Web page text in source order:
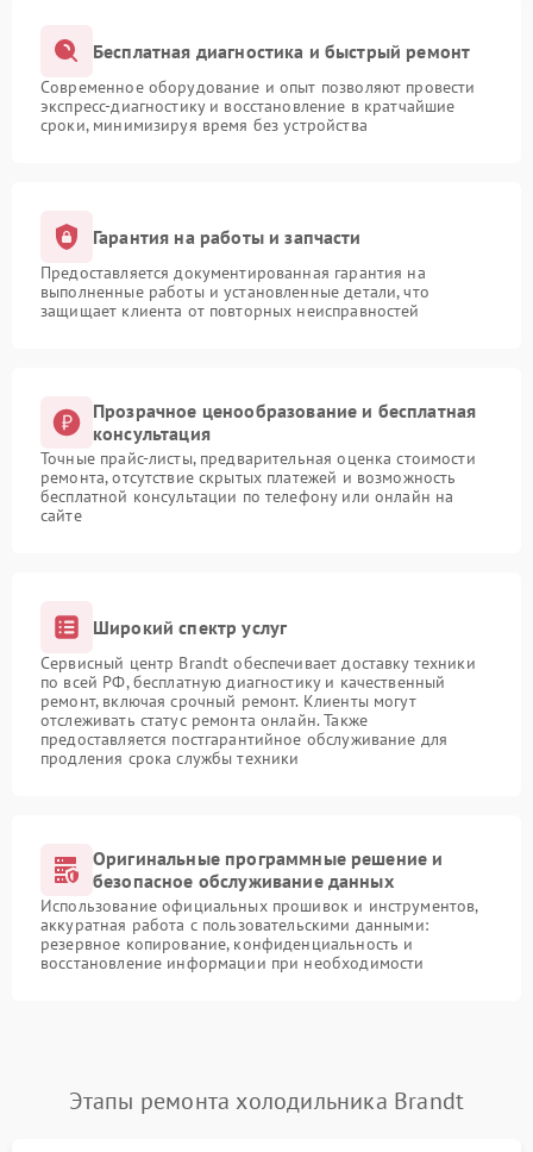
Бесплатная диагностика и быстрый ремонт
Современное оборудование и опыт позволяют провести
экспресс-диагностику и восстановление в кратчайшие
сроки, минимизируя время без устройства
Гарантия на работы и запчасти
Предоставляется документированная гарантия на
выполненные работы и установленные детали, что
защищает клиента от повторных неисправностей
Прозрачное ценообразование и бесплатная
консультация
Точные прайс-листы, предварительная оценка стоимости
ремонта, отсутствие скрытых платежей и возможность
бесплатной консультации по телефону или онлайн на
сайте
Широкий спектр услуг
Сервисный центр Brandt обеспечивает доставку техники
по всей РФ, бесплатную диагностику и качественный
ремонт, включая срочный ремонт. Клиенты могут
отслеживать статус ремонта онлайн. Также
предоставляется постгарантийное обслуживание для
продления срока службы техники
Оригинальные программные решение и
безопасное обслуживание данных
Использование официальных прошивок и инструментов,
аккуратная работа с пользовательскими данными:
резервное копирование, конфиденциальность и
восстановление информации при необходимости
Этапы ремонта холодильника Brandt